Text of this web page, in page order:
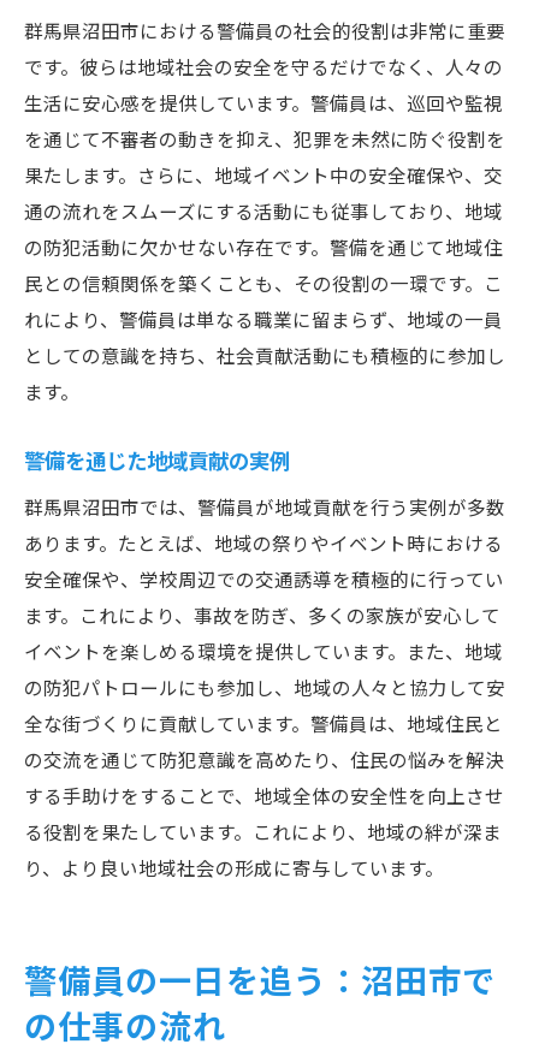
群馬県沼田市における警備員の社会的役割は非常に重要
です。彼らは地域社会の安全を守るだけでなく、人々の
生活に安心感を提供しています。警備員は、巡回や監視
を通じて不審者の動きを抑え、犯罪を未然に防ぐ役割を
果たします。さらに、地域イベント中の安全確保や、交
通の流れをスムーズにする活動にも従事しており、地域
の防犯活動に欠かせない存在です。警備を通じて地域住
民との信頼関係を築くことも、その役割の一環です。こ
れにより、警備員は単なる職業に留まらず、地域の一員
としての意識を持ち、社会貢献活動にも積極的に参加し
ます。
警備を通じた地域貢献の実例
群馬県沼田市では、警備員が地域貢献を行う実例が多数
あります。たとえば、地域の祭りやイベント時における
安全確保や、学校周辺での交通誘導を積極的に行ってい
ます。これにより、事故を防ぎ、多くの家族が安心して
イベントを楽しめる環境を提供しています。また、地域
の防犯パトロールにも参加し、地域の人々と協力して安
全な街づくりに貢献しています。警備員は、地域住民と
の交流を通じて防犯意識を高めたり、住民の悩みを解決
する手助けをすることで、地域全体の安全性を向上させ
る役割を果たしています。これにより、地域の絆が深ま
り、より良い地域社会の形成に寄与しています。
警備員の一日を追う：沼田市で
の仕事の流れ